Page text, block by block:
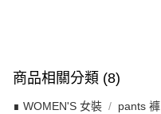
商品相關分類 (8)
∎ WOMEN'S 女裝 pants 褲